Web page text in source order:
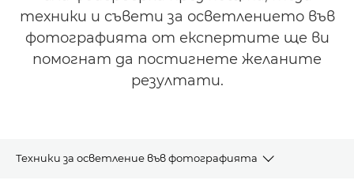
техники и съвети за осветлението във
фотографията от експертите ще ви
помогнат да постигнете желаните
резултати.
Техники за осветление във фотографията